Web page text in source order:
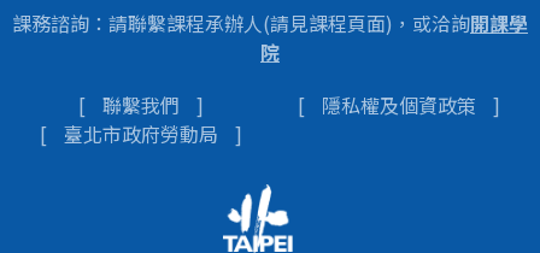
課務諮詢：請聯繫課程承辦人(請見課程頁面)，或洽詢開課學
院
聯繫我們
隱私權及個資政策
臺北市政府勞動局